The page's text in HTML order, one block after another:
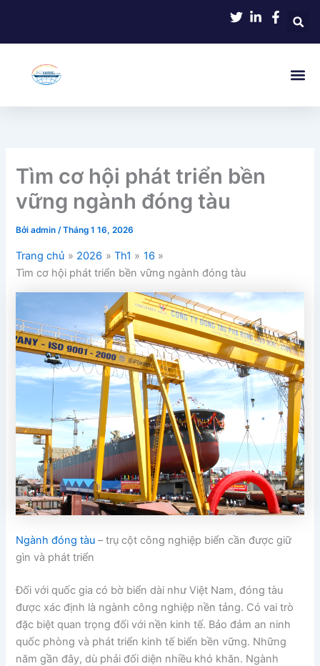
nội
Tìm cơ hội phát triển bền
vững ngành đóng tàu
Bởiadmin/Tháng 1 16, 2026
Trang chủ 2026 Th1
16
Tìm cơ hội phát triển bền vững ngành đóng tàu
Ngành đóng tàu – trụ cột công nghiệp biển cần được giữ
gìn và phát triển
Đối với quốc gia có bờ biển dài như Việt Nam, đóng tàu
được xác định là ngành công nghiệp nền tảng. Có vai trò
đặc biệt quan trọng đối với nền kinh tế. Bảo đảm an ninh
quốc phòng và phát triển kinh tế biển bền vững. Những
năm gần đây, dù phải đối diện nhiều khó khăn. Ngành